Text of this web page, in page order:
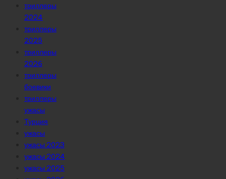
триллеры
2024
триллеры
2025
триллеры
2026
триллеры
боевики
триллеры
ужасы
Турция
ужасы
ужасы 2023
ужасы 2024
ужасы 2025